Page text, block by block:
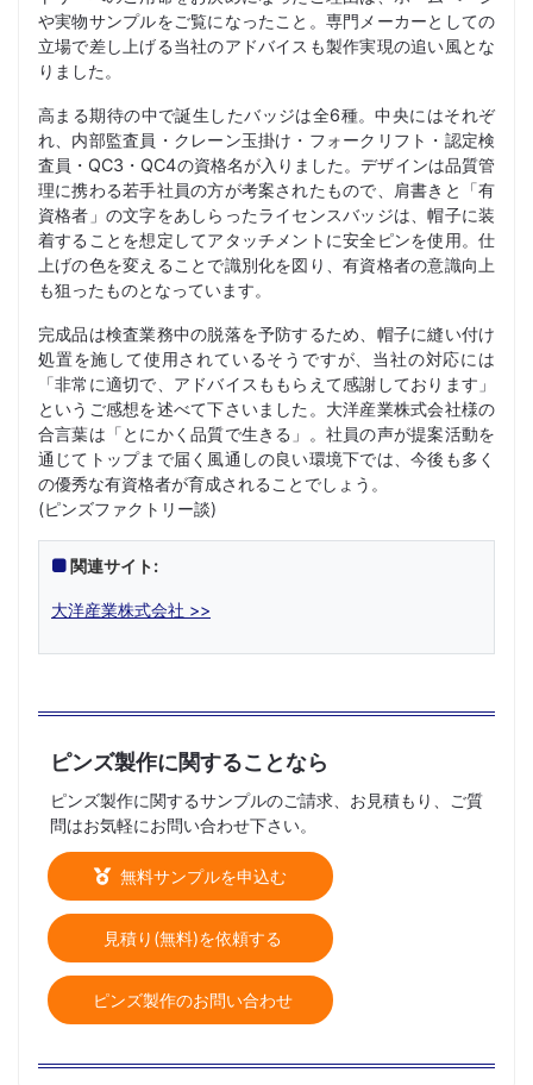
や実物サンプルをご覧になったこと。専門メーカーとしての
立場で差し上げる当社のアドバイスも製作実現の追い風とな
りました。
高まる期待の中で誕生したバッジは全6種。中央にはそれぞ
れ、内部監査員・クレーン玉掛け・フォークリフト・認定検
査員・QC3・QC4の資格名が入りました。デザインは品質管
理に携わる若手社員の方が考案されたもので、肩書きと「有
資格者」の文字をあしらったライセンスバッジは、帽子に装
着することを想定してアタッチメントに安全ピンを使用。仕
上げの色を変えることで識別化を図り、有資格者の意識向上
も狙ったものとなっています。
完成品は検査業務中の脱落を予防するため、帽子に縫い付け
処置を施して使用されているそうですが、当社の対応には
「非常に適切で、アドバイスももらえて感謝しております」
というご感想を述べて下さいました。大洋産業株式会社様の
合言葉は「とにかく品質で生きる」。社員の声が提案活動を
通じてトップまで届く風通しの良い環境下では、今後も多く
の優秀な有資格者が育成されることでしょう。
(ピンズファクトリー談)
関連サイト:
大洋産業株式会社 >>
ピンズ製作に関することなら
ピンズ製作に関するサンプルのご請求、お見積もり、ご質
問はお気軽にお問い合わせ下さい。
無料サンプルを申込む
見積り(無料)を依頼する
ピンズ製作のお問い合わせ